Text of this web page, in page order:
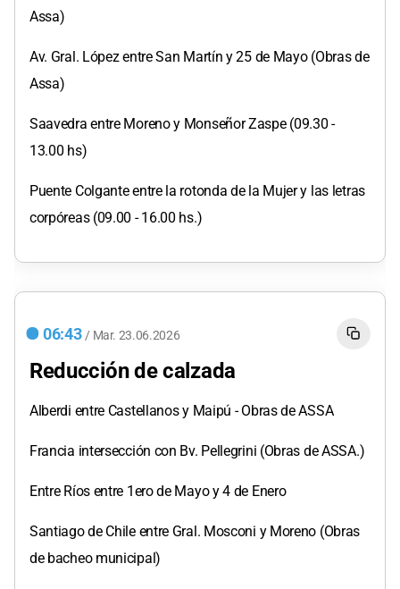
Assa)
Av. Gral. López entre San Martín y 25 de Mayo (Obras de
Assa)
Saavedra entre Moreno y Monseñor Zaspe (09.30 -
13.00 hs)
Puente Colgante entre la rotonda de la Mujer y las letras
corpóreas (09.00 - 16.00 hs.)
06:43 / Mar. 23.06.2026
Reducción de calzada
Alberdi entre Castellanos y Maipú - Obras de ASSA
Francia intersección con Bv. Pellegrini (Obras de ASSA.)
Entre Ríos entre 1ero de Mayo y 4 de Enero
Santiago de Chile entre Gral. Mosconi y Moreno (Obras
de bacheo municipal)